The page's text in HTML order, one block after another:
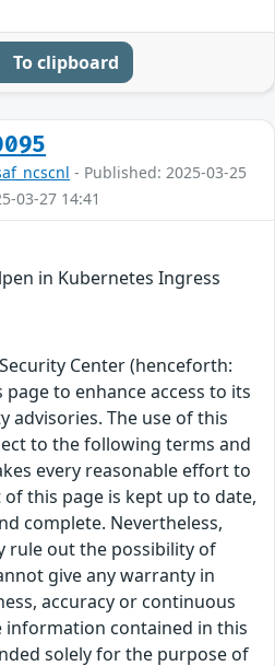
To clipboard
- Published: 2025-03-25
03-27 14:41
in Kubernetes Ingress
Center (henceforth:
page to enhance access to its
advisories. The use of this
to the following terms and
every reasonable effort to
this page is kept up to date,
complete. Nevertheless,
rule out the possibility of
give any warranty in
accuracy or continuous
information contained in this
solely for the purpose of